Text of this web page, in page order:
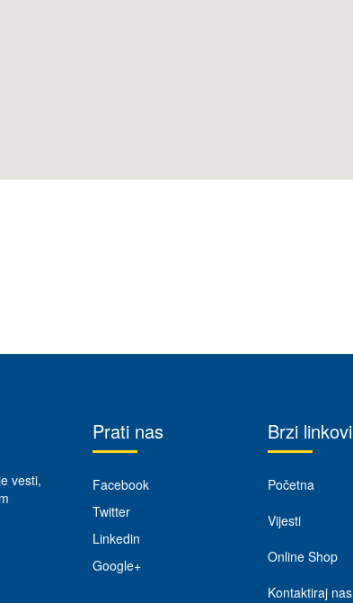
vesti,
Prati nas
Facebook
Twitter
Linkedin
Google+
Brzi linkovi
Početna
Vijesti
Online Shop
Kontaktiraj nas